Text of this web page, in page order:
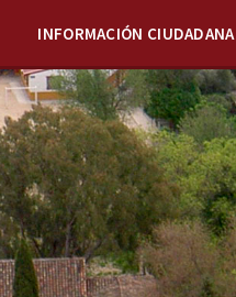
INFORMACIÓN CIUDADANA